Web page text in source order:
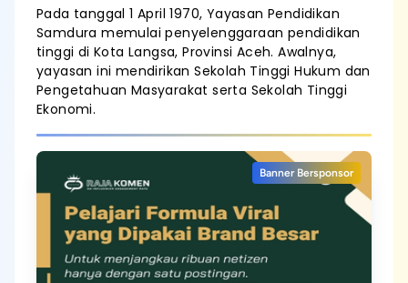
Pada tanggal 1 April 1970, Yayasan Pendidikan
Samdura memulai penyelenggaraan pendidikan
tinggi di Kota Langsa, Provinsi Aceh. Awalnya,
yayasan ini mendirikan Sekolah Tinggi Hukum dan
Pengetahuan Masyarakat serta Sekolah Tinggi
Ekonomi.
Banner Bersponsor